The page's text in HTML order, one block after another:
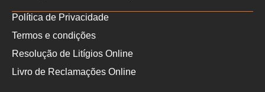
Política de Privacidade
Termos e condições
Resolução de Litígios Online
Livro de Reclamações Online